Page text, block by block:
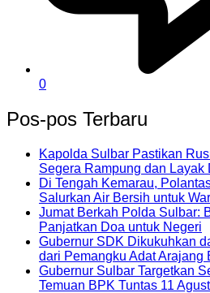
0
Pos-pos Terbaru
Kapolda Sulbar Pastikan
Segera Rampung dan Layak
Di Tengah Kemarau,
Salurkan Air Bersih untuk
Jumat Berkah Polda Sulbar:
Panjatkan Doa untuk Negeri
Gubernur SDK Dikukuhkan
dari Pemangku Adat Arajang
Gubernur Sulbar Targetkan
Temuan BPK Tuntas 11